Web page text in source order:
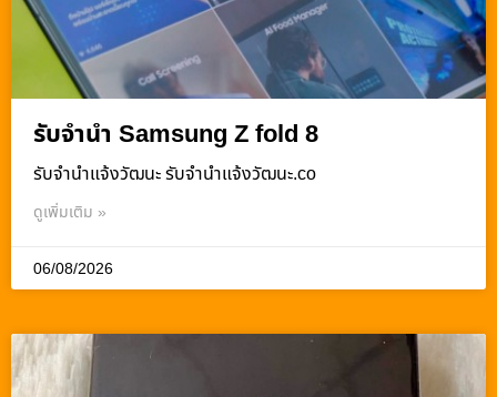
รับจำนำ Samsung Z fold 8
รับจํานําแจ้งวัฒนะ รับจํานําแจ้งวัฒนะ.co
ดูเพิ่มเติม »
06/08/2026